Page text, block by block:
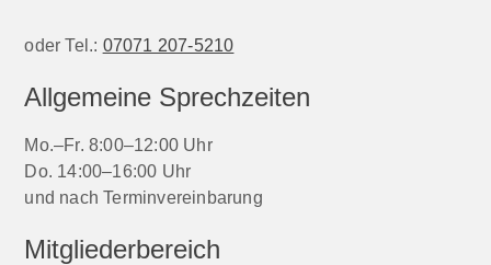
oder Tel.: 07071 207-5210
Allgemeine Sprechzeiten
Mo.–Fr. 8:00–12:00 Uhr
Do. 14:00–16:00 Uhr
und nach Terminvereinbarung
Mitgliederbereich